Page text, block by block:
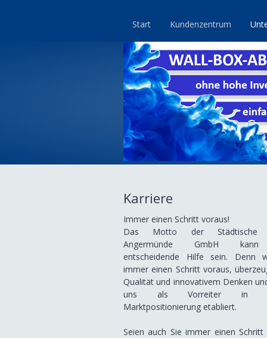
Start Kundenzentrum
Karriere
Immer einen Schritt voraus!
Das Motto der Städtische
Angermünde GmbH
entscheidende Hilfe sein. Denn
immer einen Schritt voraus,
Qualität und innovativem Denken
uns als Vorreiter in
Marktpositionierung etabliert.
Seien auch Sie immer einen Schritt